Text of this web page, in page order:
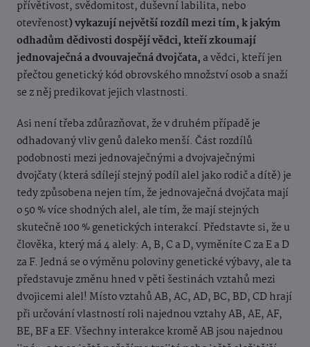
přívětivost, svědomitost, duševní labilita, nebo
otevřenost) vykazují největší rozdíl mezi tím, k jakým
odhadům dědivosti dospějí vědci, kteří zkoumají
jednovaječná a dvouvaječná dvojčata, a vědci, kteří jen
přečtou genetický kód obrovského množství osob a snaží
se z něj predikovat jejich vlastnosti.
Asi není třeba zdůrazňovat, že v druhém případě je
odhadovaný vliv genů daleko menší. Část rozdílů
podobnosti mezi jednovaječnými a dvojvaječnými
dvojčaty (která sdílejí stejný podíl alel jako rodič a dítě) je
tedy způsobena nejen tím, že jednovaječná dvojčata mají
o 50 % více shodných alel, ale tím, že mají stejných
skutečně 100 % genetických interakcí. Představte si, že u
člověka, který má 4 alely: A, B, C a D, vyměníte C za E a D
za F. Jedná se o výměnu poloviny genetické výbavy, ale ta
představuje změnu hned v pěti šestinách vztahů mezi
dvojicemi alel! Místo vztahů AB, AC, AD, BC, BD, CD hrají
při určování vlastností roli najednou vztahy AB, AE, AF,
BE, BF a EF. Všechny interakce kromě AB jsou najednou